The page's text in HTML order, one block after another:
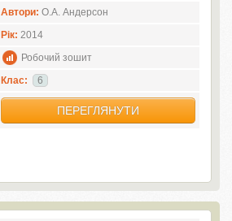
Автори: О.А. Андерсон
Рік: 2014
Робочий зошит
Клас:
6
ПЕРЕГЛЯНУТИ